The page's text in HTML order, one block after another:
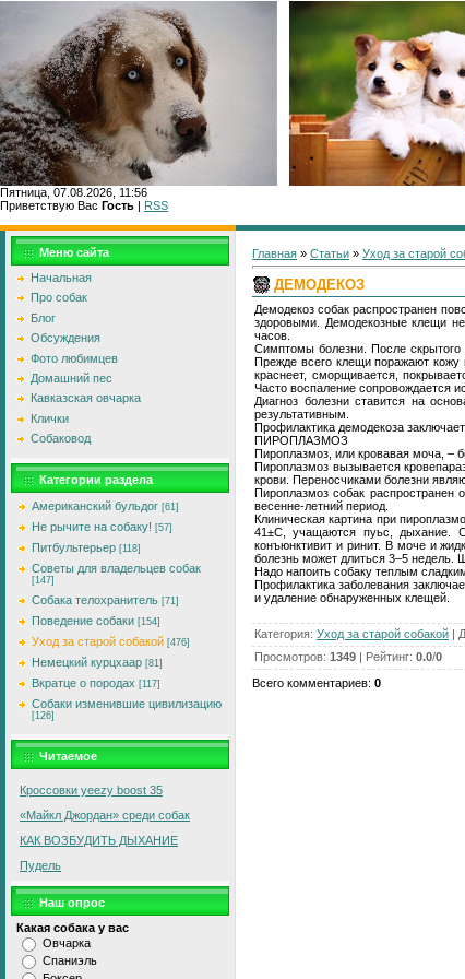
Пятница, 07.08.2026, 11:56
Приветствую Вас Гость | RSS
Меню сайта
Начальная
Про собак
Блог
Обсуждения
Фото любимцев
Домашний пес
Кавказская овчарка
Клички
Собаковод
Категории раздела
Американский бульдог [61]
Не рычите на собаку! [57]
Питбультерьер [118]
Советы для владельцев собак
[147]
Собака телохранитель [71]
Поведение собаки [154]
Уход за старой собакой [476]
Немецкий курцхаар [81]
Вкратце о породах [117]
Собаки изменившие цивилизацию
[126]
Читаемое
Кроссовки yeezy boost 35
«Майкл Джордан» среди собак
КАК ВОЗБУДИТЬ ДЫXАHИЕ
Пудель
Наш опрос
Какая собака у вас
Овчарка
Спаниэль
Главная » Статьи » Уход за старой
ДЕМОДЕКОЗ
Демодекоз собак распространен
здоровыми. Демодекозные клещи
часов.
Симптомы болезни. После скрытого
Прежде всего клещи поражают кожу
краснеет, сморщивается,
Часто воспаление сопровождается
Диагноз болезни ставится на
результативным.
Профилактика демодекоза
ПИРОПЛАЗМОЗ
Пироплазмоз, или кровавая моча, –
Пироплазмоз вызывается
крови. Переносчиками болезни
Пироплазмоз собак распространен
весенне-летний период.
Клиническая картина при
41±С, учащаются пуьс, дыхание.
конъюнктивит и ринит. В моче и
болезнь может длиться 3–5 недель.
Hадо напоить собаку теплым
Профилактика заболевания
и удаление обнаруженных клещей.
Категория: Уход за старой собакой |
Просмотров: 1349 | Рейтинг: 0.0/0
Всего комментариев: 0